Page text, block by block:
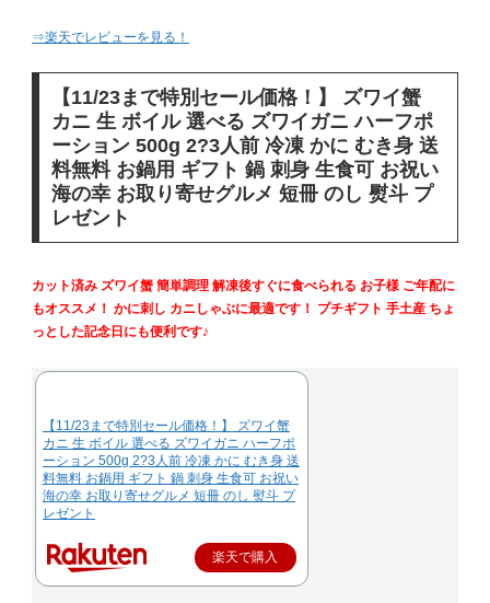
⇒楽天でレビューを見る！
【11/23まで特別セール価格！】 ズワイ蟹
カニ 生 ボイル 選べる ズワイガニ ハーフポ
ーション 500g 2?3人前 冷凍 かに むき身 送
料無料 お鍋用 ギフト 鍋 刺身 生食可 お祝い
海の幸 お取り寄せグルメ 短冊 のし 熨斗 プ
レゼント
カット済み ズワイ蟹 簡単調理 解凍後すぐに食べられる お子様 ご年配に
もオススメ！ かに刺し カニしゃぶに最適です！ プチギフト 手土産 ちょ
っとした記念日にも便利です♪
【11/23まで特別セール価格！】 ズワイ蟹
カニ 生 ボイル 選べる ズワイガニ ハーフポ
ーション 500g 2?3人前 冷凍 かに むき身 送
料無料 お鍋用 ギフト 鍋 刺身 生食可 お祝い
海の幸 お取り寄せグルメ 短冊 のし 熨斗 プ
レゼント
楽天で購入